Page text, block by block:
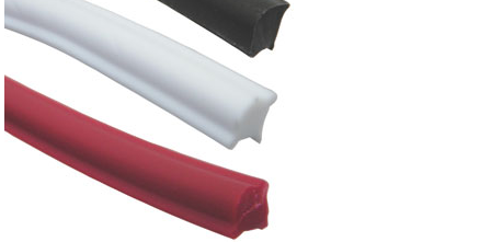
Kolben
Kühlsystem
Kupplung
Zündung
Zylinderkopf
Getriebe
Vorderachse